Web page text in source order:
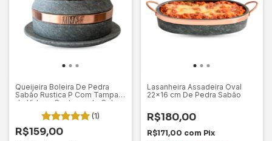
Queijeira Boleira De Pedra
Sabão Rustica P Com Tampa
de Vidro e Contorno de Cobre
(1)
R$159,00
Lasanheira Assadeira Oval
22x16 cm De Pedra Sabão
R$180,00
R$171,00 com Pix